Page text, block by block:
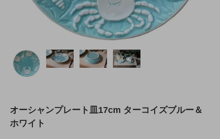
オーシャンプレート皿17cm ターコイズブルー＆
ホワイト